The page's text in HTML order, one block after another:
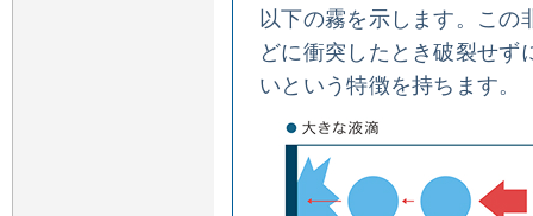
以下の霧を示します。この
どに衝突したとき破裂せず
いという特徴を持ちます。